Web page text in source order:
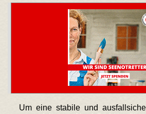
Um eine stabile und